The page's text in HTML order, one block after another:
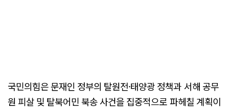
국민의힘은 문재인 정부의 탈원전·태양광 정책과 서해 공무
원 피살 및 탈북어민 북송 사건을 집중적으로 파헤칠 계획이